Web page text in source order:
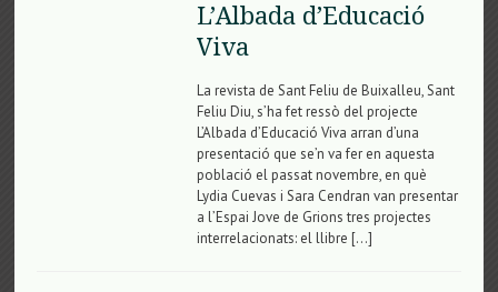
L’Albada d’Educació
Viva
La revista de Sant Feliu de Buixalleu, Sant
Feliu Diu, s’ha fet ressò del projecte
L’Albada d’Educació Viva arran d’una
presentació que se’n va fer en aquesta
població el passat novembre, en què
Lydia Cuevas i Sara Cendran van presentar
a l’Espai Jove de Grions tres projectes
interrelacionats: el llibre […]